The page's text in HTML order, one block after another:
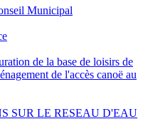
Municipal
de la base de loisirs de
de l'accès canoë au
SUR LE RESEAU D'EAU